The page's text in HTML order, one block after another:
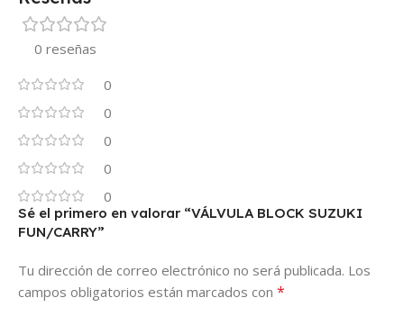
0 reseñas
0
0
0
0
0
Sé el primero en valorar “VÁLVULA BLOCK SUZUKI
FUN/CARRY”
Tu dirección de correo electrónico no será publicada. Los
campos obligatorios están marcados con *